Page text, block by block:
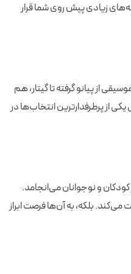
زیادی پیش روی شما قرار
از پیانو گرفته تا گیتار، هم
از پرطرفدارترین انتخاب‌ها در
و نوجوانان می‌انجامد.
بلکه، به آن‌ها فرصت ابراز